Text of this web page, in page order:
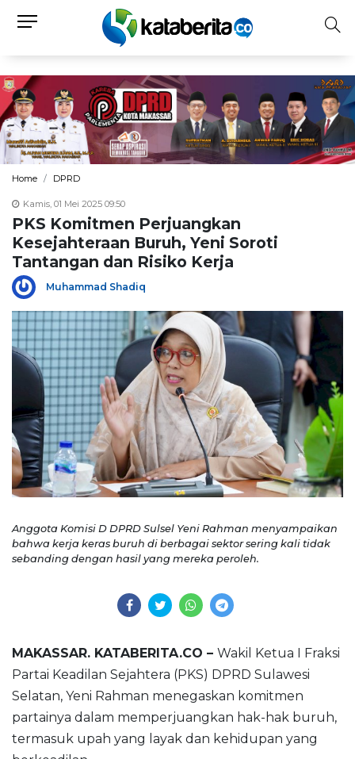
Home DPRD
Kamis, 01 Mei 2025 09:50
PKS Komitmen Perjuangkan
Kesejahteraan Buruh, Yeni Soroti
Tantangan dan Risiko Kerja
Muhammad Shadiq
Anggota Komisi D DPRD Sulsel Yeni Rahman menyampaikan
bahwa kerja keras buruh di berbagai sektor sering kali tidak
sebanding dengan hasil yang mereka peroleh.
MAKASSAR. KATABERITA.CO – Wakil Ketua I Fraksi
Partai Keadilan Sejahtera (PKS) DPRD Sulawesi
Selatan, Yeni Rahman menegaskan komitmen
partainya dalam memperjuangkan hak-hak buruh,
termasuk upah yang layak dan kehidupan yang